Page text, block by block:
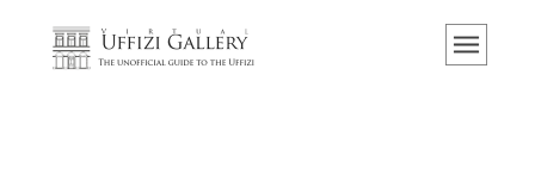
Accueil